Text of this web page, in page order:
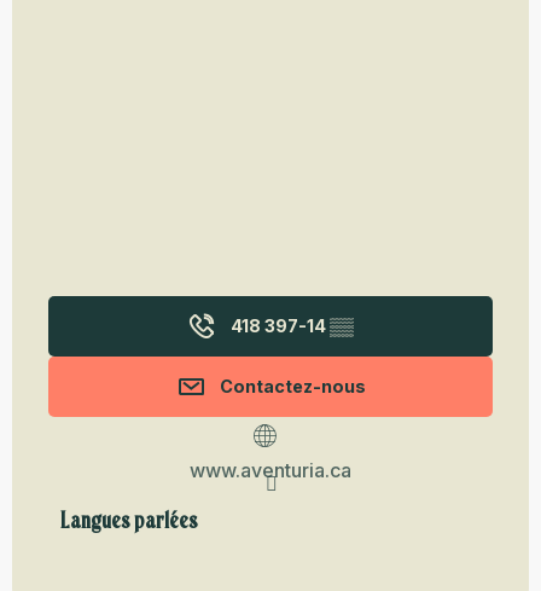
418 397-14▒▒
Contactez-nous
www.aventuria.ca
Langues parlées
Langues parlées